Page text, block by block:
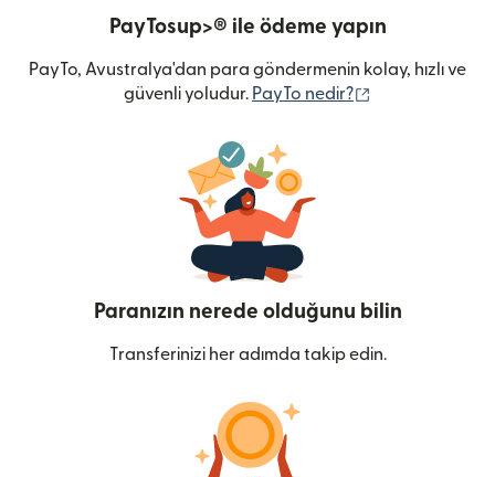
PayTosup>® ile ödeme yapın
PayTo, Avustralya'dan para göndermenin kolay, hızlı ve
güvenli yoludur. PayTo nedir?
Paranızın nerede olduğunu bilin
Transferinizi her adımda takip edin.